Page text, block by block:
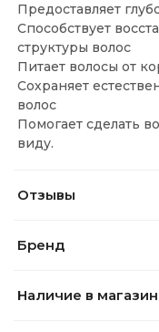
Предоставляет
Способствует
структуры волос
Питает волосы от
Сохраняет
волос
Помогает сделать
виду.
Отзывы
Бренд
Наличие в